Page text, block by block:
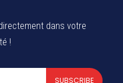
dans votre
!
SUBSCRIBE